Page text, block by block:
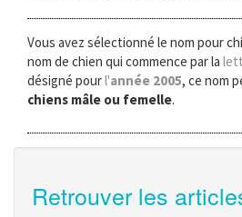
Vous avez sélectionné le nom pour
nom de chien qui commence par la
désigné pourl'année 2005, ce nom
chiens mâle ou femelle.
Retrouver les